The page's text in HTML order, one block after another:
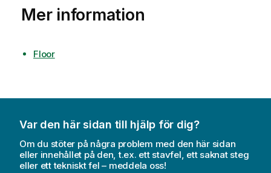
Mer information
Floor
Var den här sidan till hjälp för dig?
Om du stöter på några problem med den här sidan
eller innehållet på den, t.ex. ett stavfel, ett saknat steg
eller ett tekniskt fel – meddela oss!